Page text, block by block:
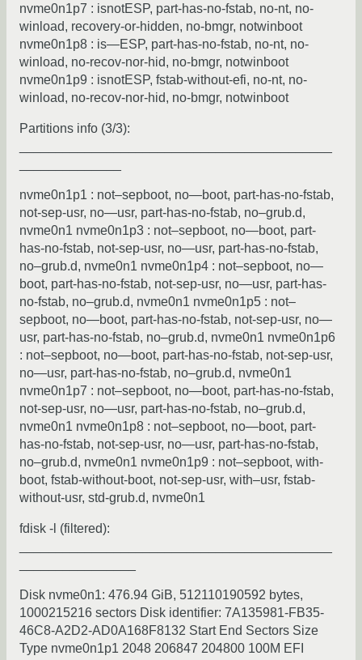
nvme0n1p7 : isnotESP, part-has-no-fstab, no-nt, no-
winload, recovery-or-hidden, no-bmgr, notwinboot
nvme0n1p8 : is—ESP, part-has-no-fstab, no-nt, no-
winload, no-recov-nor-hid, no-bmgr, notwinboot
nvme0n1p9 : isnotESP, fstab-without-efi, no-nt, no-
winload, no-recov-nor-hid, no-bmgr, notwinboot
Partitions info (3/3):
nvme0n1p1 : not–sepboot, no—boot, part-has-no-fstab,
not-sep-usr, no—usr, part-has-no-fstab, no–grub.d,
nvme0n1 nvme0n1p3 : not–sepboot, no—boot, part-
has-no-fstab, not-sep-usr, no—usr, part-has-no-fstab,
no–grub.d, nvme0n1 nvme0n1p4 : not–sepboot, no—
boot, part-has-no-fstab, not-sep-usr, no—usr, part-has-
no-fstab, no–grub.d, nvme0n1 nvme0n1p5 : not–
sepboot, no—boot, part-has-no-fstab, not-sep-usr, no—
usr, part-has-no-fstab, no–grub.d, nvme0n1 nvme0n1p6
: not–sepboot, no—boot, part-has-no-fstab, not-sep-usr,
no—usr, part-has-no-fstab, no–grub.d, nvme0n1
nvme0n1p7 : not–sepboot, no—boot, part-has-no-fstab,
not-sep-usr, no—usr, part-has-no-fstab, no–grub.d,
nvme0n1 nvme0n1p8 : not–sepboot, no—boot, part-
has-no-fstab, not-sep-usr, no—usr, part-has-no-fstab,
no–grub.d, nvme0n1 nvme0n1p9 : not–sepboot, with-
boot, fstab-without-boot, not-sep-usr, with–usr, fstab-
without-usr, std-grub.d, nvme0n1
fdisk -l (filtered):
Disk nvme0n1: 476.94 GiB, 512110190592 bytes,
1000215216 sectors Disk identifier: 7A135981-FB35-
46C8-A2D2-AD0A168F8132 Start End Sectors Size
Type nvme0n1p1 2048 206847 204800 100M EFI